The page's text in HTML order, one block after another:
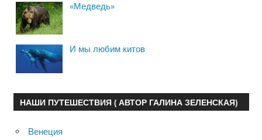
«Медведь»
И мы любим китов
НАШИ ПУТЕШЕСТВИЯ ( АВТОР ГАЛИНА ЗЕЛЕНСКАЯ)
Венеция